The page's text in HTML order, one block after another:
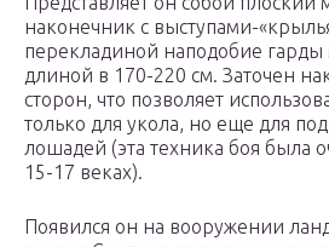
наконечник с выступами-
перекладиной наподобие гарды
длиной в 170-220 см. Заточен
сторон, что позволяет
только для укола, но еще для
лошадей (эта техника боя была
15-17 веках).
Появился он на вооружении